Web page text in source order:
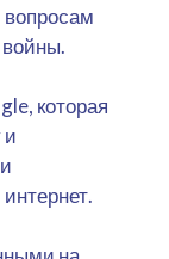
которая
и